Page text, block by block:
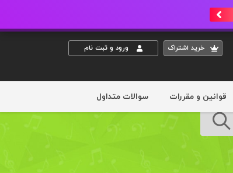
خريد اشتراک ورود و ثبت نام
قوانین و مقررات سوالات متداول